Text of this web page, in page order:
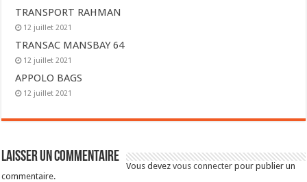
TRANSPORT RAHMAN
12 juillet 2021
TRANSAC MANSBAY 64
12 juillet 2021
APPOLO BAGS
12 juillet 2021
Laisser un commentaire
Vous devezvous connecter pour publier un
commentaire.